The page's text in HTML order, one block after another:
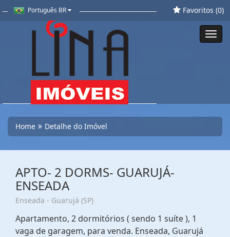
Português BR Favoritos (0)
Home Detalhe do Imóvel
APTO- 2 DORMS- GUARUJÁ-
ENSEADA
Enseada - Guarujá (SP)
Apartamento, 2 dormitórios ( sendo 1 suíte ), 1
vaga de garagem, para venda. Enseada, Guarujá